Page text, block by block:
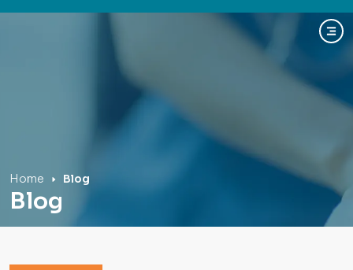
Home Blog
Blog